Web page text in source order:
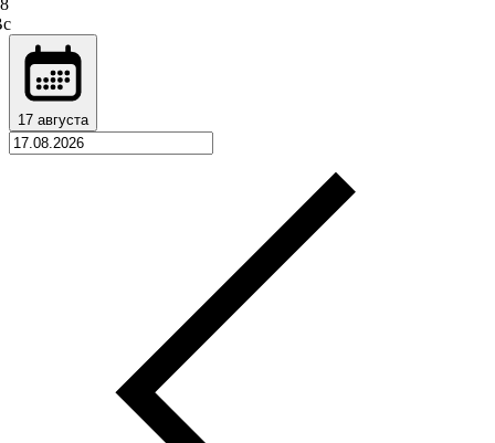
17 августа